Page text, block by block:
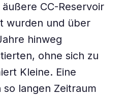
CC-Reservoir
wurden und über
hinweg
ohne sich zu
Kleine. Eine
langen Zeitraum